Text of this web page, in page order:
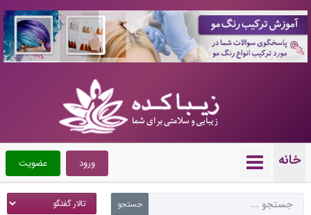
10086981
خانه عضویت ورود